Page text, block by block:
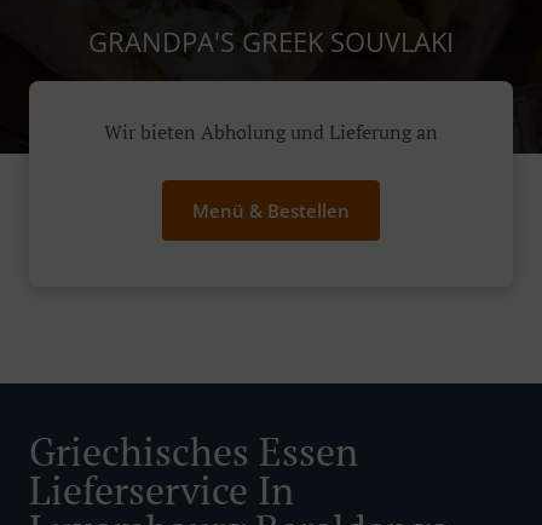
GRANDPA'S GREEK SOUVLAKI
Wir bieten Abholung und Lieferung an
Menü & Bestellen
Griechisches Essen
Lieferservice In